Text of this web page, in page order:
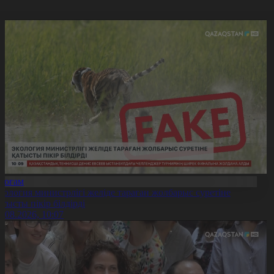
министрлігі желіде тараған жолбарыс суретіне
пікір білдірді
10:07